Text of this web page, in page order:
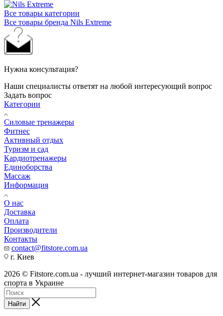
Все товары категории
Все товары бренда Nils Extreme
Нужна консультация?
Наши специалисты ответят на любой интересующий вопрос
Задать вопрос
Категории
Силовые тренажеры
Фитнес
Активный отдых
Туризм и сад
Кардиотренажеры
Единоборства
Массаж
Информация
О нас
Доставка
Оплата
Производители
Контакты
contact@fitstore.com.ua
г. Киев
2026 © Fitstore.com.ua - лучший интернет-магазин товаров для
спорта в Украине
Найти